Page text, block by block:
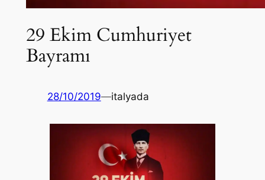
29 Ekim Cumhuriyet
Bayramı
28/10/2019—italyada